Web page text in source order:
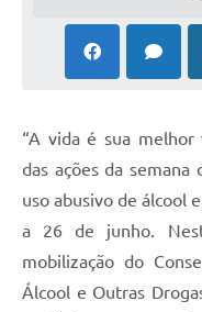
“A vida é sua melhor
das ações da
uso abusivo de álcool
a 26 de junho.
mobilização do
Álcool e Outras